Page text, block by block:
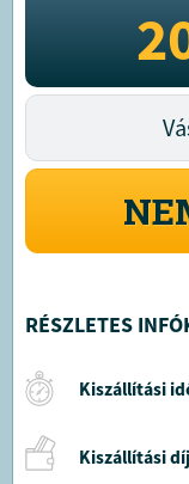
RÉSZLETES
Kiszállítási
Kiszállítási